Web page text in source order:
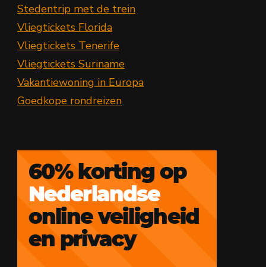
Stedentrip met de trein
Vliegtickets Florida
Vliegtickets Tenerife
Vliegtickets Suriname
Vakantiewoning in Europa
Goedkope rondreizen